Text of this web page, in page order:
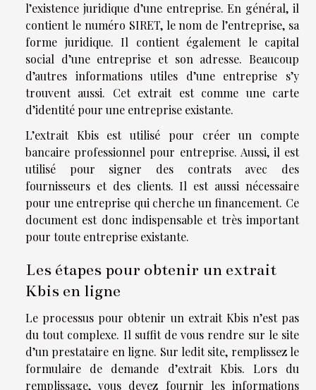
l’existence juridique d’une entreprise. En général, il
contient le numéro SIRET, le nom de l’entreprise, sa
forme juridique. Il contient également le capital
social d’une entreprise et son adresse. Beaucoup
d’autres informations utiles d’une entreprise s’y
trouvent aussi. Cet extrait est comme une carte
d’identité pour une entreprise existante.
L’extrait Kbis est utilisé pour créer un compte
bancaire professionnel pour entreprise. Aussi, il est
utilisé pour signer des contrats avec des
fournisseurs et des clients. Il est aussi nécessaire
pour une entreprise qui cherche un financement. Ce
document est donc indispensable et très important
pour toute entreprise existante.
Les étapes pour obtenir un extrait
Kbis en ligne
Le processus pour obtenir un extrait Kbis n’est pas
du tout complexe. Il suffit de vous rendre sur le site
d’un prestataire en ligne. Sur ledit site, remplissez le
formulaire de demande d’extrait Kbis. Lors du
remplissage, vous devez fournir les informations